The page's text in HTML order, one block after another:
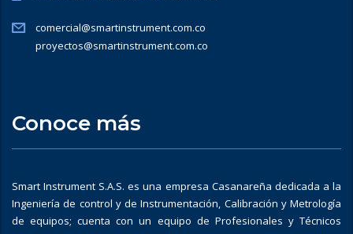
comercial@smartinstrument.com.co
proyectos@smartinstrument.com.co
Conoce más
Smart Instrument S.A.S. es una empresa Casanareña dedicada a la
Ingeniería de control y de Instrumentación, Calibración y Metrología
de equipos; cuenta con un equipo de Profesionales y Técnicos